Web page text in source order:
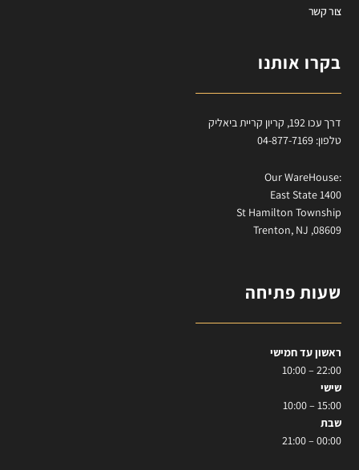
צור קשר
בקרו אותנו
דרך עכו 192, קריון קריית ביאליק
טלפון: 04-877-7169
:Our WareHouse
East State 1400
St Hamilton Township
Trenton, NJ ,08609
שעות פתיחה
ראשון עד חמישי
22:00 – 10:00
שישי
15:00 – 10:00
שבת
00:00 – 21:00